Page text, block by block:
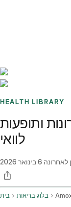
HEALTH LIBRARY
ותופעות
לוואי
לאחרונה 6 בינואר 2026
בית בלוג בריאות